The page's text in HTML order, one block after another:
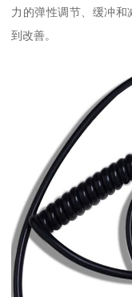
力的弹性调节、缓冲
到改善。